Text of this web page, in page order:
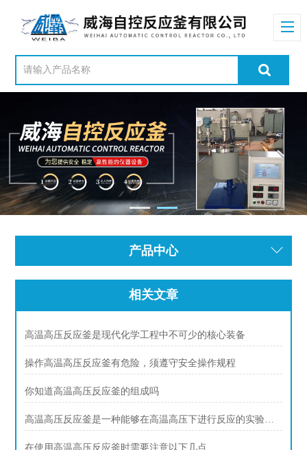
产品中心
相关文章
高温高压反应釜是现代化学工程中不可少的核心装备
操作高温高压反应釜有危险，须遵守安全操作规程
你知道高温高压反应釜的组成吗
高温高压反应釜是一种能够在高温高压下进行反应的实验设备
在使用高温高压反应釜时需要注意以下几点